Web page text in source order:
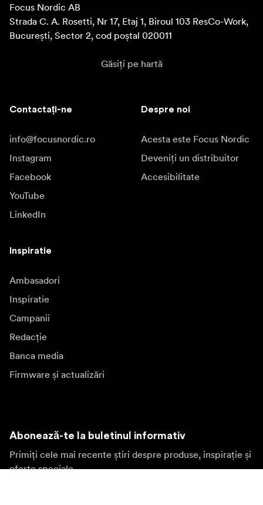
Focus Nordic AB
Strada C. A. Rosetti, Nr 17, Etaj 1, Biroul 103 ResCo-Work,
București, Sector 2, cod poștal 020011
Găsiți pe hartă
Contactați-ne
info@focusnordic.ro
Instagram
Facebook
YouTube
LinkedIn
Despre noi
Acesta este Focus Nordic
Deveniți un distribuitor
Accesibilitate
Inspiratie
Ambasadori
Inspiratie
Campanii
Redacție
Banca media
Firmware și actualizări
Abonează-te la buletinul informativ
Primiți cele mai recente știri despre produse, inspirație și
oferte speciale.